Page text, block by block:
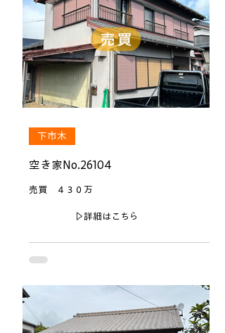
空き家No.26104
売買 ４３０万
▷詳細はこちら
下市木